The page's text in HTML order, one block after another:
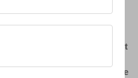
qui conserve tous les autres
modernes, ce support
l’affichage multimédia
professionnelle et à une